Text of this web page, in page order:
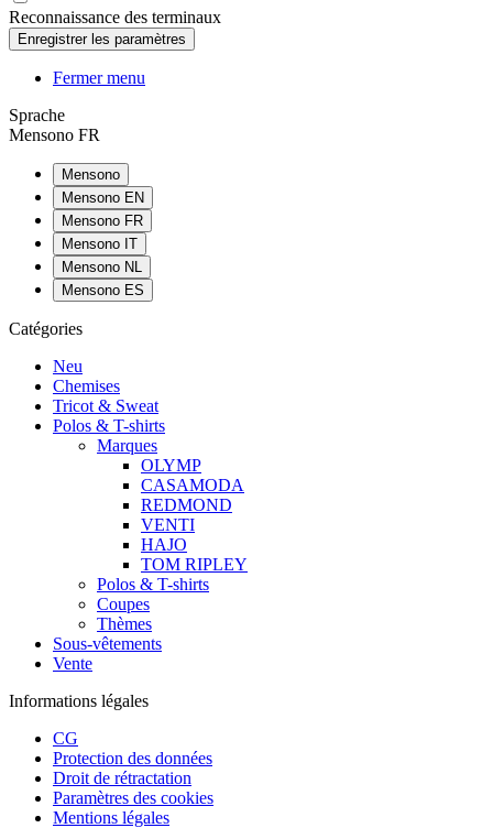
Reconnaissance des terminaux
Fermer menu
Sprache
Mensono FR
Mensono
Mensono EN
Mensono FR
Mensono IT
Mensono NL
Mensono ES
Catégories
Neu
Chemises
Tricot & Sweat
Polos & T-shirts
Marques
OLYMP
CASAMODA
REDMOND
VENTI
HAJO
TOM RIPLEY
Polos & T-shirts
Coupes
Thèmes
Sous-vêtements
Vente
Informations légales
CG
Protection des données
Droit de rétractation
Paramètres des cookies
Mentions légales